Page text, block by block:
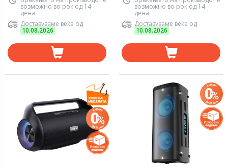
возможно во рок од 14
дена
Доставуваме веќе од
10.08.2026
возможно во рок од 14
дена
Доставуваме веќе од
10.08.2026